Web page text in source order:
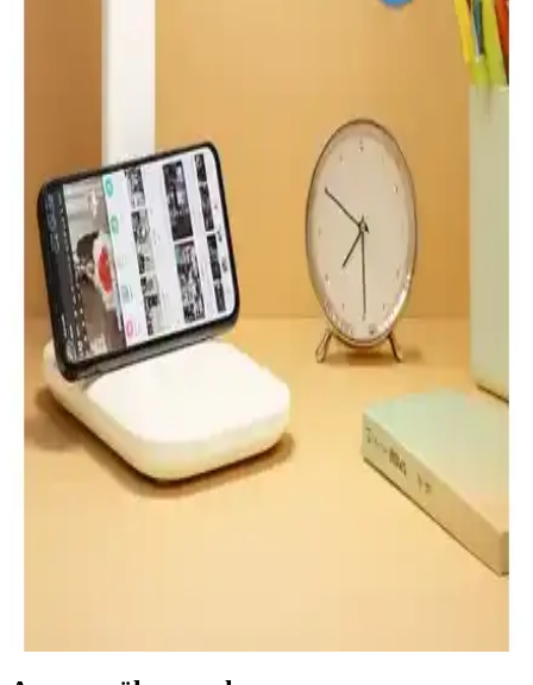
İki popüler masa lambasını detaylı karşılaştırıyoruz: Ack ve Cata
modellerinin tasarımı, özellikleri ve kullanıcı memnuniyeti üzerine
Begüsa Tema Masa Lambası Eskitme Bej Şapka ile
Vivido Sarmaşık Abajur Karşılaştırması:
Aydınlatma Kalitesi
Bu karşılaştırmada Begüsa Tema Masa Lambası Eskitme Bej Şapka
ile Vivido Abajur Sarmaşık Modern Yatak Odası Abajur arasındaki
teknik özellikler ve kullanıcı geri bildirimleri incelenerek aydınlatma
kapasitesi, boyutlar ve malzeme kalitesi karşılaştırılıyor.
Çankırı Kaya Tuzu Lamba: Masa Üstü Doğal
Aydınlatma ve Tuz Sabunu Hediyesi Paketi
Çankırı kaya tuzu bloğundan masa üstü lamba, 1.5 m kabloyla hızlı
kurulum sağlar; ampul dahildir ve dimmer yok. Doğal malzeme ve
ahşap tabanlı dekoratif tasarım, loş sıcak tonlarda rahatlatıcı bir
atmosfer ve tuz etkisi hissi sunar.
Telvesse ve The Wlue Şarjlı Masa Lambası
Karşılaştırması: Özellikler ve Kullanıcı Yorumları
Telvesse ve The Wlue şarjlı masa lambaları, farklı özellikleri ve
tasarımlarıyla öne çıkıyor. Her iki ürün de taşınabilirlik, ışık kalitesi